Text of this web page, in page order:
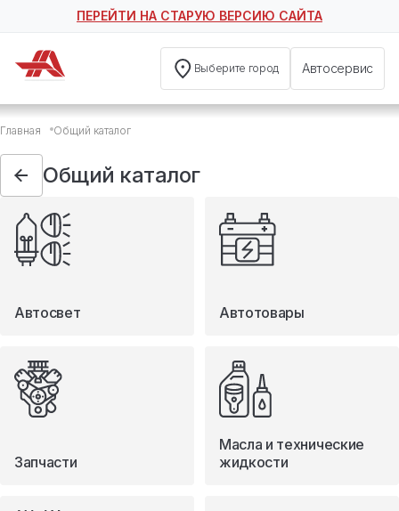
ПЕРЕЙТИ НА СТАРУЮ ВЕРСИЮ САЙТА
Выберите город Автосервис
Общий каталог
Автосвет
Автотовары
Запчасти
Масла и технические жидкости
Мототовары
Туризм
Главная Общий каталог
Общий каталог
Автосвет Автотовары
Запчасти
Масла и технические
жидкости